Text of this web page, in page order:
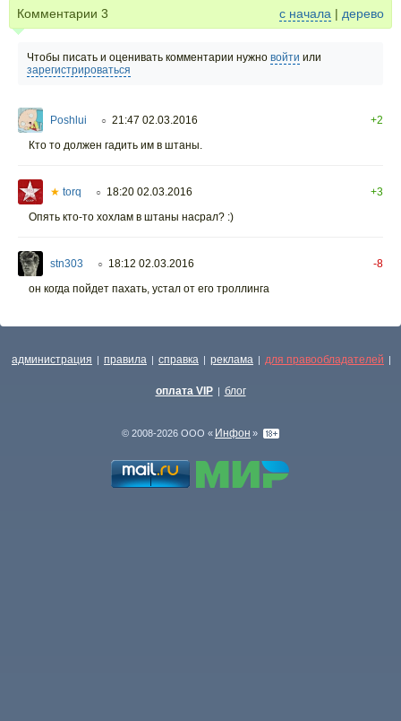
Комментарии 3 с начала | дерево
Чтобы писать и оценивать комментарии нужно войти или
зарегистрироваться
Poshlui ○ 21:47 02.03.2016
+2
Кто то должен гадить им в штаны.
★ torq ○ 18:20 02.03.2016
+3
Опять кто-то хохлам в штаны насрал? :)
stn303 ○ 18:12 02.03.2016
-8
он когда пойдет пахать, устал от его троллинга
администрация | правила | справка | реклама | для правообладателей |
оплата VIP | блог
© 2008-2026 ООО « Инфон »